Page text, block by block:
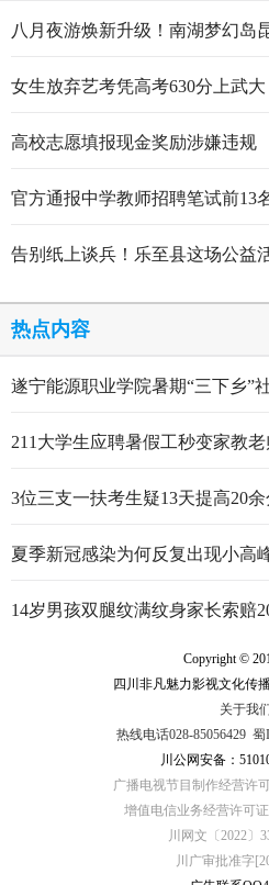
八月夜游焕新升级！南湖梦幻岛
女生放弃艺考凭高考630分上武大
高校志愿填报现金奖励涉嫌违规
官方通报中学教师招聘笔试前13
告别纸上谈兵！乐至县这场公益
热点内容
遂宁能源职业学院暑期“三下乡”
211大学生应聘暑假工秒变家教
3位三支一扶考生疑13天提高20余
夏季新冠感染为何反复出现小高
14岁男孩双腿纹满纹身家长索赔
Copyright ©
四川非凡魅力影视文化传
关于我
热线电话028-85056429 蜀
川公网安备：
广播电视节目制作经营许
增值电信业务经营许可
川网文〔2022〕
川广审批准字